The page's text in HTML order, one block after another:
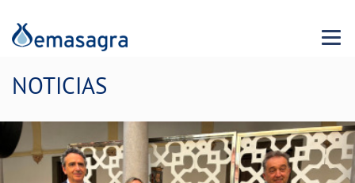
Menu
NOTICIAS